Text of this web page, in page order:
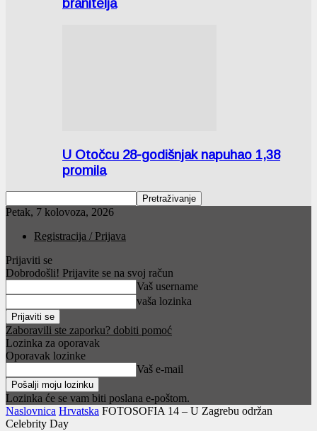
branitelja
U Otočcu 28-godišnjak napuhao 1,38
promila
Petak, 7 kolovoza, 2026
Registracija / Prijava
Prijaviti se
Dobrodošli! Prijavite se na svoj račun
Vaš username
vaša lozinka
Zaboravili ste zaporku? dobiti pomoć
Lozinka za oporavak
Oporavak lozinke
Vaš e-mail
Lozinka će se vam biti poslana e-poštom.
Naslovnica Hrvatska FOTOSOFIA 14 – U Zagrebu održan
Celebrity Day